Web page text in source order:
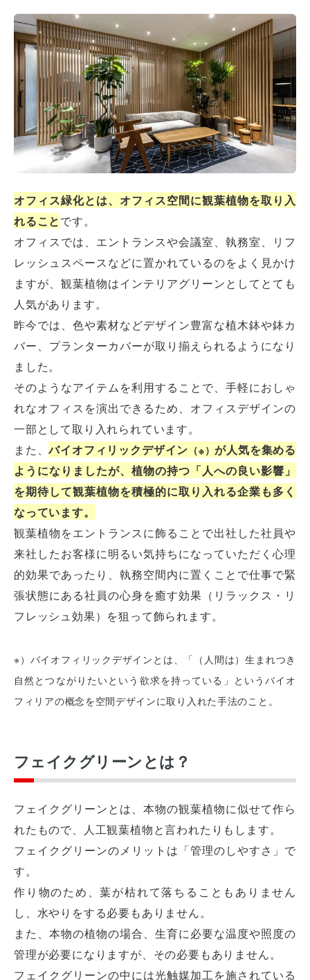
オフィス緑化とは、オフィス空間に観葉植物を取り入
れることです。
オフィスでは、エントランスや会議室、執務室、リフ
レッシュスペースなどに置かれているのをよく見かけ
ますが、観葉植物はインテリアグリーンとしてとても
人気があります。
昨今では、色や素材などデザイン豊富な植木鉢や鉢カ
バー、プランターカバーが取り揃えられるようになり
ました。
そのようなアイテムを利用することで、手軽におしゃ
れなオフィスを演出できるため、オフィスデザインの
一部として取り入れられています。
また、バイオフィリックデザイン （※）が人気を集める
ようになりましたが、植物の持つ「人への良い影響」
を期待して観葉植物を積極的に取り入れる企業も多く
なっています。
観葉植物をエントランスに飾ることで出社した社員や
来社したお客様に明るい気持ちになっていただく心理
的効果であったり、執務空間内に置くことで仕事で緊
張状態にある社員の心身を癒す効果（リラックス・リ
フレッシュ効果）を狙って飾られます。
※）バイオフィリックデザインとは、「（人間は）生まれつき
自然とつながりたいという欲求を持っている」というバイオ
フィリアの概念を空間デザインに取り入れた手法のこと。
フェイクグリーンとは？
フェイクグリーンとは、本物の観葉植物に似せて作ら
れたもので、人工観葉植物と言われたりもします。
フェイクグリーンのメリットは「管理のしやすさ」で
す。
作り物のため、葉が枯れて落ちることもありません
し、水やりをする必要もありません。
また、本物の植物の場合、生育に必要な温度や照度の
管理が必要になりますが、その必要もありません。
フェイクグリーンの中には光触媒加工を施されている